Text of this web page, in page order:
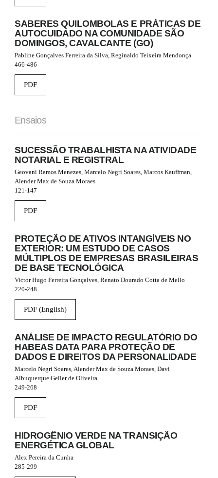
SABERES QUILOMBOLAS E PRÁTICAS DE
AUTOCUIDADO NA COMUNIDADE SÃO
DOMINGOS, CAVALCANTE (GO)
Pabline Gonçalves Ferreira da Silva, Reginaldo Teixeira Mendonça
466-486
PDF
Ensaios
SUCESSÃO TRABALHISTA NA ATIVIDADE
NOTARIAL E REGISTRAL
Geovani Ramos Menezes, Marcelo Negri Soares, Marcos Kauffman,
Alender Max de Souza Moraes
121-147
PDF
PROTEÇÃO DE ATIVOS INTANGÍVEIS NO
EXTERIOR: UM ESTUDO DE CASOS
MÚLTIPLOS DE EMPRESAS BRASILEIRAS
DE BASE TECNOLÓGICA
Victor Hugo Ferreira Gonçalves, Renato Dourado Cotta de Mello
220-248
PDF (English)
ANÁLISE DE IMPACTO REGULATÓRIO DO
HABEAS DATA PARA PROTEÇÃO DE
DADOS E DIREITOS DA PERSONALIDADE
Marcelo Negri Soares, Alender Max de Souza Moraes, Davi
Albuquerque Geller de Oliveira
249-268
PDF
HIDROGÊNIO VERDE NA TRANSIÇÃO
ENERGÉTICA GLOBAL
Alex Pereira da Cunha
285-299